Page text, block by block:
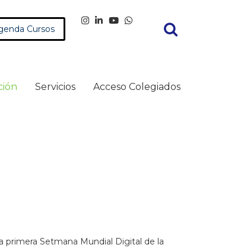
Cursos
Servicios Acceso Colegiados
primera Setmana Mundial Digital de la